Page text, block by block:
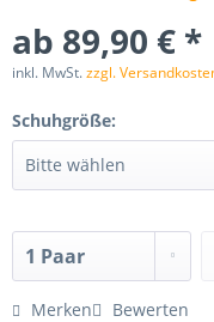
ab 89,90 € *
inkl. MwSt.zzgl.
Schuhgröße:
Merken Bewerten